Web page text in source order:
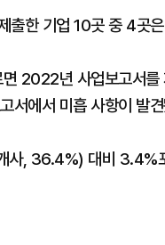
한 기업 10곳 중 4곳
2022년 사업보고서
서에서 미흡 사항이 발
사, 36.4%) 대비 3.4%